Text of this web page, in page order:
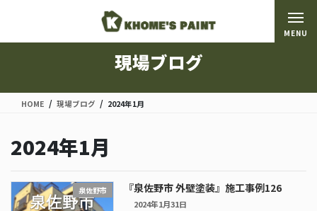
移
ン
現場ブログ
HOME 現場ブログ 2024年1月
2024年1月
泉佐野市 『泉佐野市 外壁塗装』施工事例126
2024年1月31日
MENU